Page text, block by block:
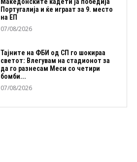
Португалија и ќе играат за 9. место
на ЕП
07/08/2026
Тајните на ФБИ од СП го шокираа
светот: Влегувам на стадионот за
да го разнесам Меси со четири
бомби...
07/08/2026